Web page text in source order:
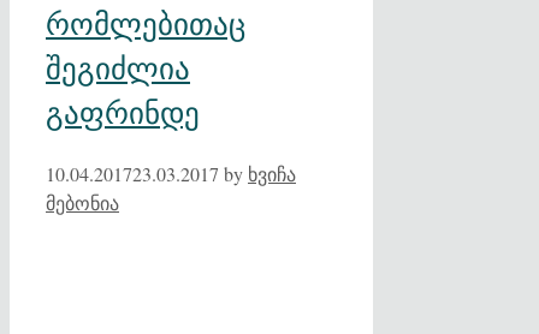
რომლებითაც
შეგიძლია
გაფრინდე
10.04.201723.03.2017 by ხვიჩა
მებონია